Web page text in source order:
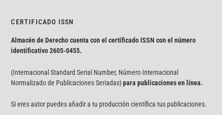
CERTIFICADO ISSN
Almacén de Derecho cuenta con el certificado ISSN con el número
identificativo2605-0455.
(Internacional Standard Serial Number, Número Internacional
Normalizado de Publicaciones Seriadas)para publicaciones en línea.
Si eres autor puedes añadir a tu producción científica tus publicaciones.